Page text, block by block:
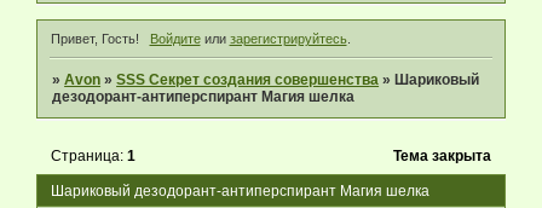
Привет, Гость! Войдитеили зарегистрируйтесь.
»Avon »SSS Секрет создания совершенства » Шариковый
дезодорант-антиперспирант Магия шелка
Шариковый дезодорант-антиперспирант Магия шелка
Страница:1 Тема закрыта